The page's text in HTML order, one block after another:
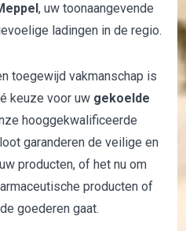
, uw toonaangevende
ladingen in de regio.
toegewijd vakmanschap is
keuze voor uw gekoelde
hooggekwalificeerde
garanderen de veilige en
producten, of het nu om
producten of
goederen gaat.